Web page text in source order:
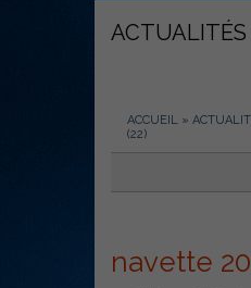
ACTUALITÉS
ACCUEIL »
(22)
navette